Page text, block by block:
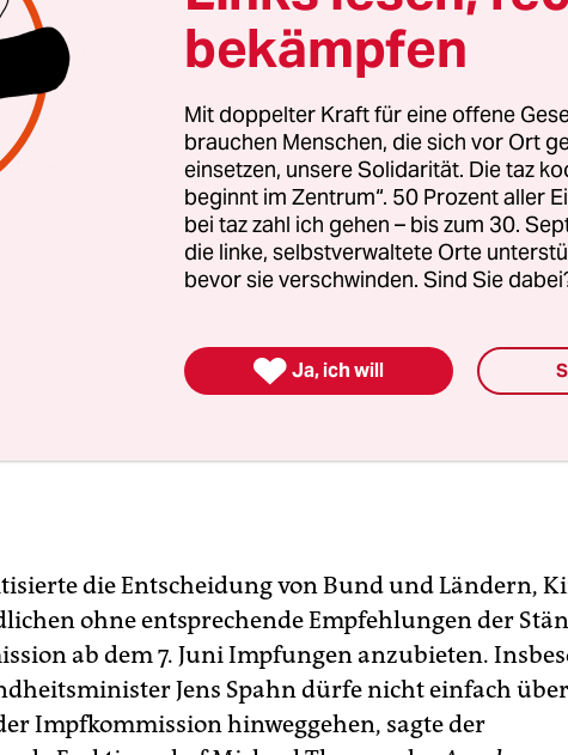
der Jugendlichen ab zwölf Jahren, für die nun
Zulassung erwartet werde. „Mitte September
alle geimpft sind.“
die Entscheidung von Bund und Ländern,
ohne entsprechende Empfehlungen der
ab dem 7. Juni Impfungen anzubieten.
Jens Spahn dürfe nicht einfach über
Impfkommission hinweggehen, sagte der
bekämpfen
Mit doppelter Kraft für eine offene
brauchen Menschen, die sich vor Ort
einsetzen, unsere Solidarität. Die taz
beginnt im Zentrum“. 50 Prozent aller
bei taz zahl ich gehen – bis zum 30.
die linke, selbstverwaltete Orte
bevor sie verschwinden. Sind Sie
 Ja, ich will